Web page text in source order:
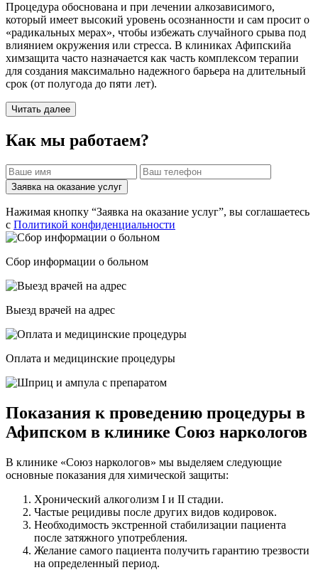
Процедура обоснована и при лечении алкозависимого,
который имеет высокий уровень осознанности и сам просит о
«радикальных мерах», чтобы избежать случайного срыва под
влиянием окружения или стресса. В клиниках Афипскийа
химзащита часто назначается как часть комплексом терапии
для создания максимально надежного барьера на длительный
срок (от полугода до пяти лет).
Читать далее
Как мы работаем?
Заявка на оказание услуг
Нажимая кнопку “Заявка на оказание услуг”, вы соглашаетесь
с Политикой конфиденциальности
Сбор информации о больном
Выезд врачей на адрес
Оплата и медицинские процедуры
Показания к проведению процедуры в
Афипском в клинике Союз наркологов
В клинике «Союз наркологов» мы выделяем следующие
основные показания для химической защиты:
Хронический алкоголизм I и II стадии.
Частые рецидивы после других видов кодировок.
Необходимость экстренной стабилизации пациента
после затяжного употребления.
Желание самого пациента получить гарантию трезвости
на определенный период.